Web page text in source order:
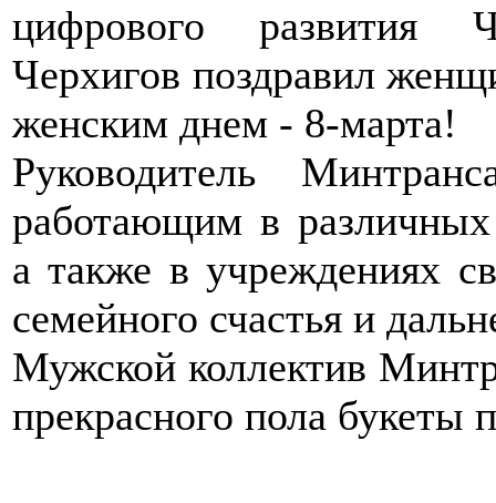
цифрового развития
Черхигов поздравил
женским днем - 8-марта!
Руководитель
работающим в различных
а также в учреждениях
семейного счастья и
Мужской коллектив
прекрасного пола букеты